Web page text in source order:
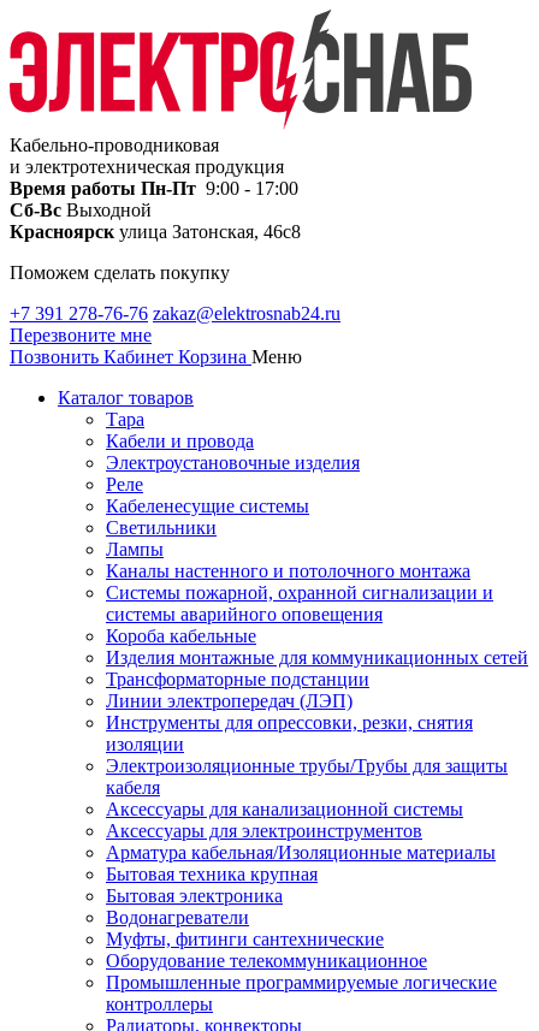
Кабельно-проводниковая
и электротехническая продукция
Время работы Пн-Пт 9:00 - 17:00
Сб-Вс Выходной
Красноярск улица Затонская, 46с8
Поможем сделать покупку
+7 391 278-76-76 zakaz@elektrosnab24.ru
Перезвоните мне
Позвонить Кабинет Корзина Меню
Каталог товаров
Тара
Кабели и провода
Электроустановочные изделия
Реле
Кабеленесущие системы
Светильники
Лампы
Каналы настенного и потолочного монтажа
Системы пожарной, охранной сигнализации и
системы аварийного оповещения
Короба кабельные
Изделия монтажные для коммуникационных сетей
Трансформаторные подстанции
Линии электропередач (ЛЭП)
Инструменты для опрессовки, резки, снятия
изоляции
Электроизоляционные трубы/Трубы для защиты
кабеля
Аксессуары для канализационной системы
Аксессуары для электроинструментов
Арматура кабельная/Изоляционные материалы
Бытовая техника крупная
Бытовая электроника
Водонагреватели
Муфты, фитинги сантехнические
Оборудование телекоммуникационное
Промышленные программируемые логические
контроллеры
Радиаторы, конвекторы